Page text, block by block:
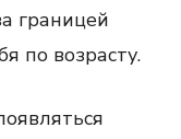
границей
по возрасту.